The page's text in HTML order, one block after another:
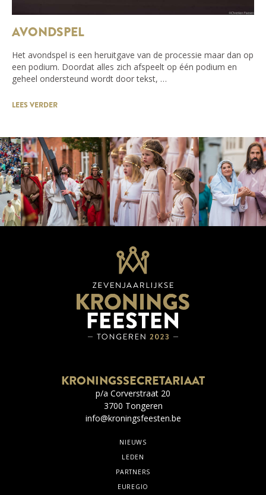
AVONDSPEL
Het avondspel is een heruitgave van de processie maar dan op
een podium. Doordat alles zich afspeelt op één podium en
geheel ondersteund wordt door tekst, …
LEES VERDER
KRONINGSSECRETARIAAT
p/a Corverstraat 20
3700 Tongeren
info@kroningsfeesten.be
NIEUWS
LEDEN
PARTNERS
EUREGIO